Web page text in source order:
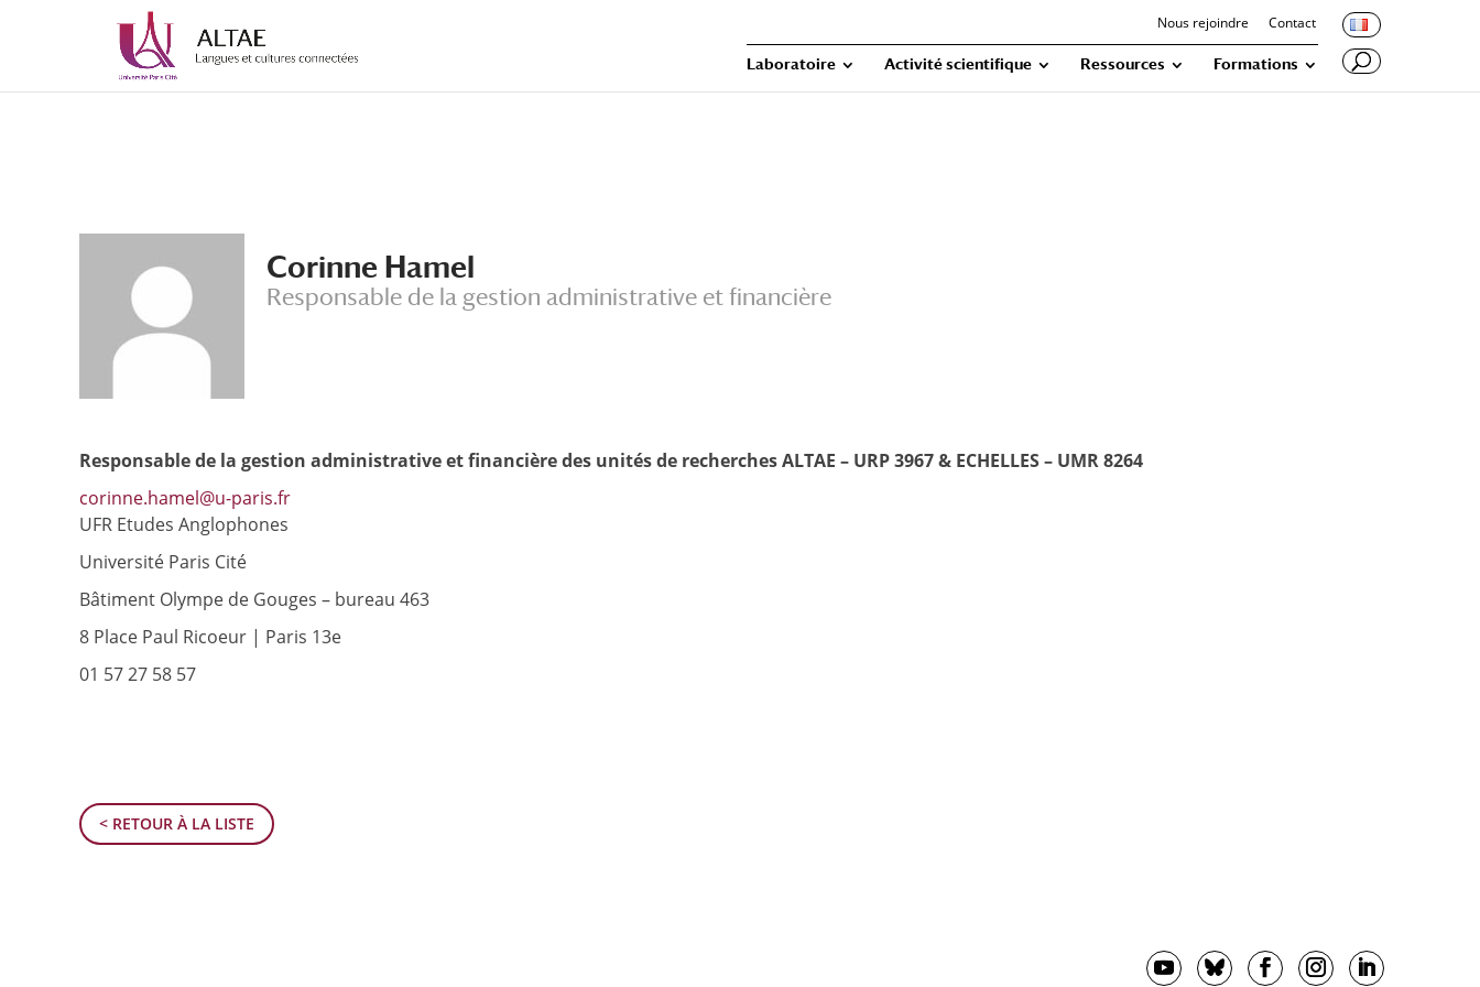
principal
navigation
Nous rejoindre Contact
Laboratoire Activité scientifique Ressources Formations
< RETOUR À LA LISTE
Corinne Hamel
Responsable de la gestion administrative et financière
Responsable de la gestion administrative et financière des unités de recherches ALTAE – URP 3967 & ECHELLES – UMR 8264
corinne.hamel@u-paris.fr
UFR Etudes Anglophones
Université Paris Cité
Bâtiment Olympe de Gouges – bureau 463
8 Place Paul Ricoeur | Paris 13e
01 57 27 58 57